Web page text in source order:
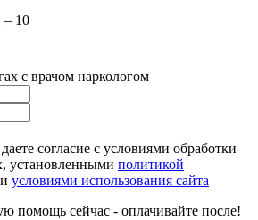
– 10
с врачом наркологом
согласие с условиями обработки
установленными политикой
и условиями использования сайта
помощь сейчас - оплачивайте после!